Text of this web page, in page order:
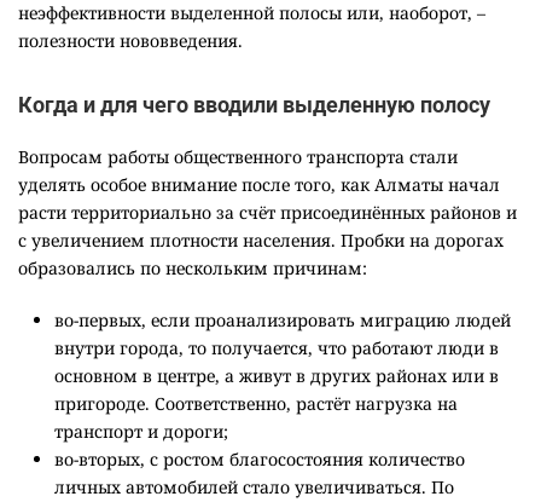
неэффективности выделенной полосы или, наоборот, –
полезности нововведения.
Когда и для чего вводили выделенную полосу
Вопросам работы общественного транспорта стали
уделять особое внимание после того, как Алматы начал
расти территориально за счёт присоединённых районов и
с увеличением плотности населения. Пробки на дорогах
образовались по нескольким причинам:
во-первых, если проанализировать миграцию людей
внутри города, то получается, что работают люди в
основном в центре, а живут в других районах или в
пригороде. Соответственно, растёт нагрузка на
транспорт и дороги;
во-вторых, с ростом благосостояния количество
личных автомобилей стало увеличиваться. По